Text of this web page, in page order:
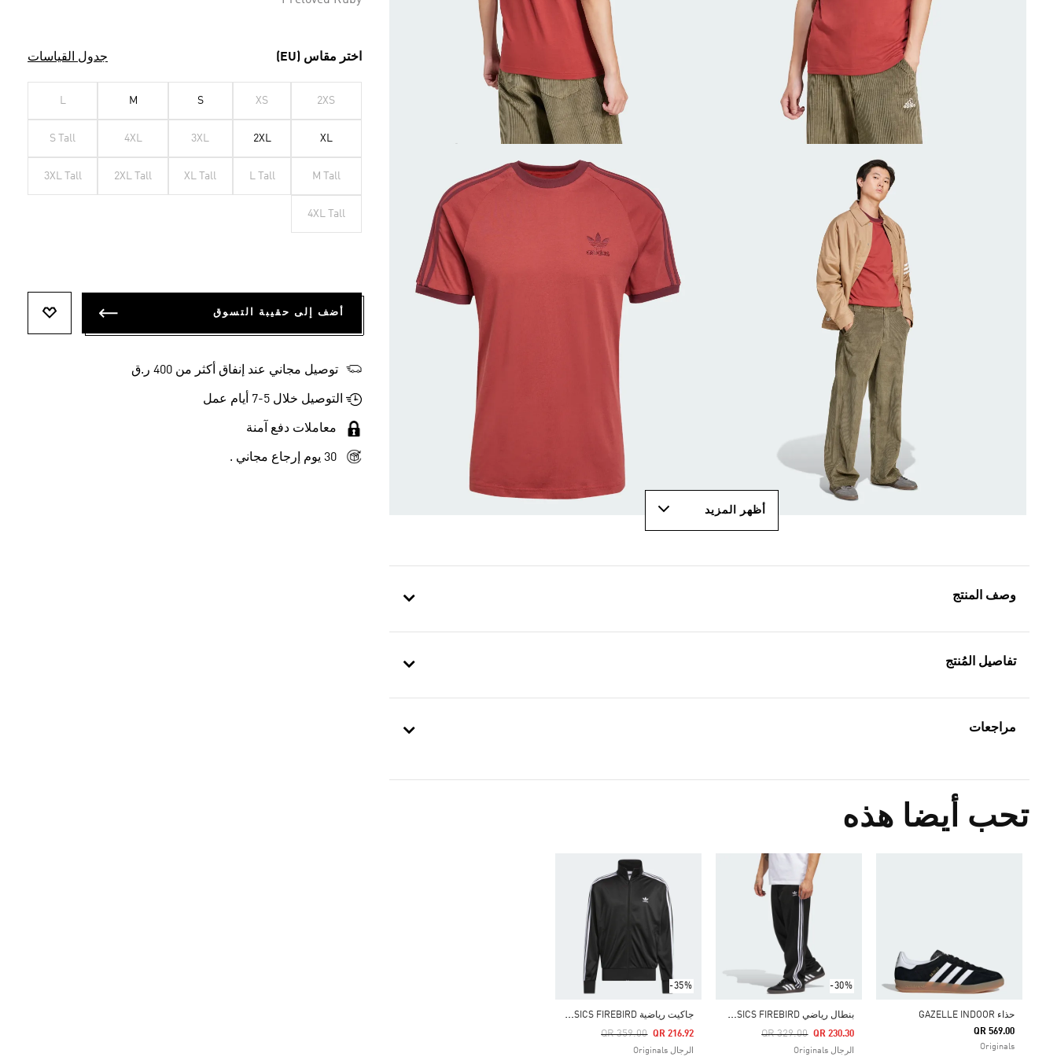
أظهر المزيد
وصف المنتج
تفاصيل المُنتج
مراجعات
تحب أيضا هذه
حذاء GAZELLE INDOOR
QR 569.00
Originals
-30%
ب
نطال رياضي ADICOLOR CLASSICS FIREBIRD
Price Reduced From
QR 329.00
To QR 230.30
الرجال Originals
-35%
ج
اكيت رياضية ADICOLOR CLASSICS FIREBIRD
Price Reduced From
QR 359.00
To QR 216.92
الرجال Originals
اختر مقاس (EU) جدول القياسات
2XS
XS
S
M
L
XL
2XL
3XL
4XL
S Tall
M Tall
L Tall
XL Tall
2XL Tall
3XL Tall
4XL Tall
أضف إلى حقيبة التسوق
توصيل مجاني عند إنفاق أكثر من 400 ر.ق
التوصيل خلال 5-7 أيام عمل
معاملات دفع آمنة
30 يوم إرجاع مجاني .